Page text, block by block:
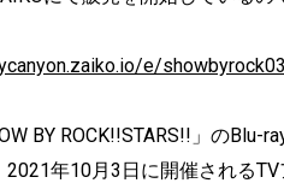
e/
BY ROCK!!STARS!!」の
年10月3日に開催されるTV